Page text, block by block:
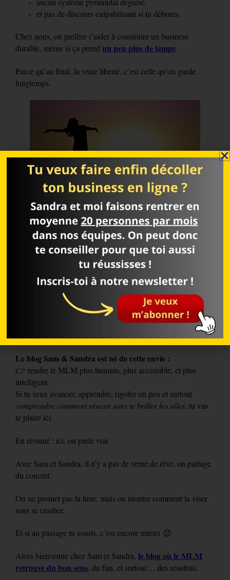
et pas de discours culpabilisant si tu débutes.
Chez nous, on préfère t’aider à construire un business
durable, même si ça prend un peu plus de temps
Parce qu’au final, la vraie liberté, c’est celle qu’on garde
longtemps.
Pourquoi on fait tout ça ?
Parce qu’on en a eu marre de voir des gens sincères se
décourager, à cause de méthodes dépassées ou de promesses
On a vu trop de distributeurs abandonner, persuadés qu’ils
“n’étaient pas faits pour ça”.
Alors qu’en réalité, ils avaient juste besoin des bons outils et
Le blog Sam & Sandra est né de cette envie :
👉 rendre le MLM plus humain, plus accessible, et plus
intelligent.
Si tu veux avancer, apprendre, rigoler un peu et surtout
comprendre comment réussir sans te brûler les ailes, tu vas
te plaire ici.
En résumé : ici, on parle vrai
Avec Sam et Sandra, il n’y a pas de vente de rêve, on partage
du concret.
On ne promet pas la lune, mais on montre comment la viser
sans se crasher.
Et si au passage tu souris, c’est encore mieux 😉
Alors bienvenue chez Sam et Sandra, le blog où le MLM
retrouve du bon sens, du fun, et surtout… des résultats.